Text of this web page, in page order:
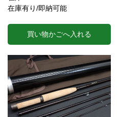
在庫有り/即納可能
買い物かごへ入れる